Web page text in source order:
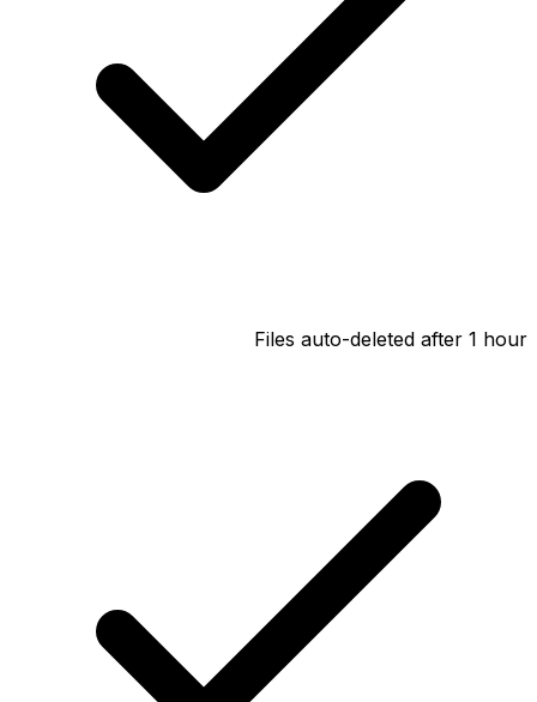
Files auto-deleted after 1 hour